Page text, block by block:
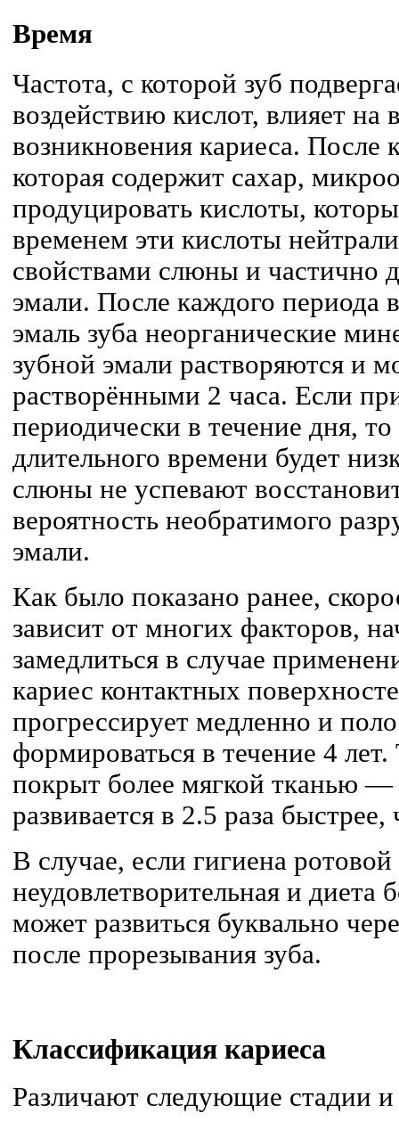
Время
Частота, с которой зуб
воздействию кислот, влияет на
возникновения кариеса.
которая содержит сахар,
продуцировать кислоты,
временем эти кислоты
свойствами слюны и частично
эмали. После каждого периода
эмаль зуба неорганические
зубной эмали растворяются и
растворёнными 2 часа. Если
периодически в течение дня,
длительного времени будет
слюны не успевают
вероятность необратимого
эмали.
Как было показано ранее,
зависит от многих факторов,
замедлиться в случае
кариес контактных
прогрессирует медленно и
формироваться в течение 4 лет.
покрыт более мягкой тканью —
развивается в 2.5 раза
В случае, если гигиена
неудовлетворительная и диета
может развиться буквально
после прорезывания зуба.
Классификация кариеса
Различают следующие стадии